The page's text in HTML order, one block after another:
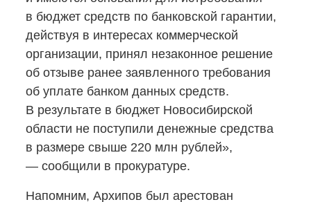
в бюджет средств по банковской гарантии,
действуя в интересах коммерческой
организации, принял незаконное решение
об отзыве ранее заявленного требования
об уплате банком данных средств.
В результате в бюджет Новосибирской
области не поступили денежные средства
в размере свыше 220 млн рублей»,
— сообщили в прокуратуре.
Напомним, Архипов был арестован